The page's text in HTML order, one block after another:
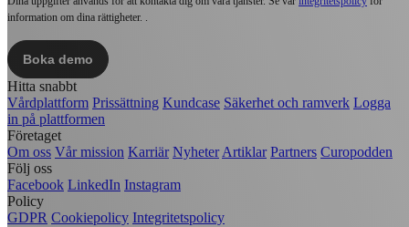
information om dina rättigheter. .
Hitta snabbt
Vårdplattform Prissättning Kundcase Säkerhet och ramverk Logga
in på plattformen
Företaget
Om oss Vår mission Karriär NyheterArtiklar Partners Curopodden
Följ oss
Facebook LinkedIn Instagram
Policy
GDPR Cookiepolicy Integritetspolicy